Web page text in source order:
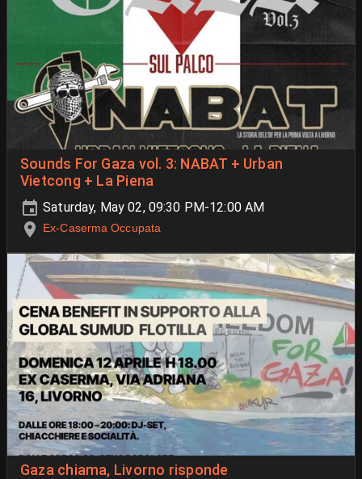
Sounds For Gaza vol. 3: NABAT + Urban
Vietcong + La Piena
Saturday, May 02, 09:30 PM-12:00 AM
Ex-Caserma Occupata
Gaza chiama, Livorno risponde